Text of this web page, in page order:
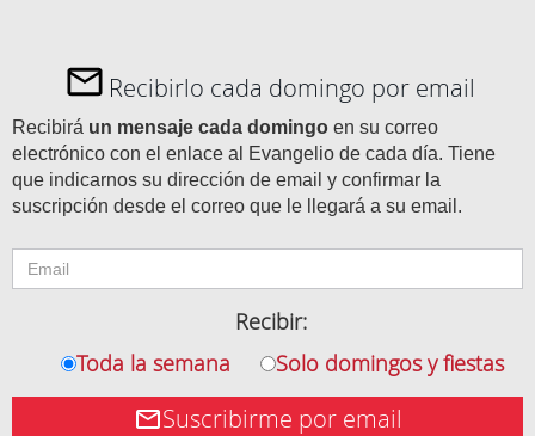
Recibirlo cada domingo por email
Recibirá un mensaje cada domingo en su correo
electrónico con el enlace al Evangelio de cada día. Tiene
que indicarnos su dirección de email y confirmar la
suscripción desde el correo que le llegará a su email.
Recibir:
Toda la semana
Solo domingos y fiestas
Suscribirme por email